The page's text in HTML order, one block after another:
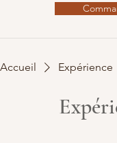
Accueil Expérience